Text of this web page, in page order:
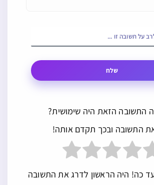
שלח
התשובה הזאת היה שימושית?
התשובה ובכך תקדם אותה!
כה! היה הראשון לדרג את התשובה